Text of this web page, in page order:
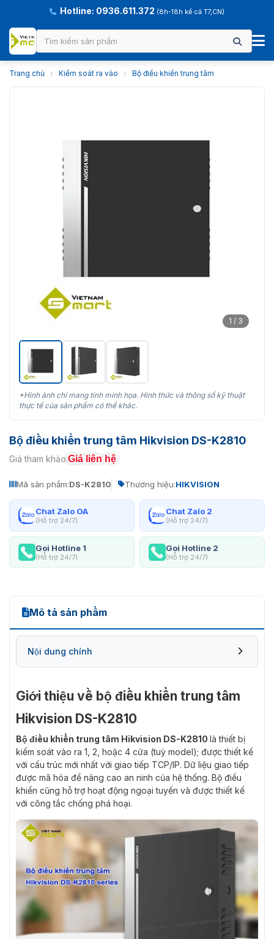
Hotline: 0936.611.372 (8h-18h kể cả T7,CN)
Trang chủ › Kiểm soát ra vào › Bộ điều khiển trung tâm
1 / 3
*Hình ảnh chỉ mang tính minh họa. Hình thức và thông số kỹ thuật
thực tế của sản phẩm có thể khác.
Bộ điều khiển trung tâm Hikvision DS-K2810
Giá tham khảo:Giá liên hệ
Mã sản phẩm:DS-K2810 Thương hiệu:HIKVISION
Chat Zalo OA
(Hỗ trợ 24/7)
Chat Zalo 2
(Hỗ trợ 24/7)
Gọi Hotline 1
(Hỗ trợ 24/7)
Gọi Hotline 2
(Hỗ trợ 24/7)
Mô tả sản phẩm
Nội dung chính
Giới thiệu về bộ điều khiển trung tâm
Hikvision DS-K2810
Bộ điều khiển trung tâm Hikvision DS-K2810 là thiết bị
kiểm soát vào ra 1, 2, hoặc 4 cửa (tuỳ model); được thiết kế
với cấu trúc mới nhất với giao tiếp TCP/IP. Dữ liệu giao tiếp
được mã hóa để nâng cao an ninh của hệ thống. Bộ điều
khiển cũng hỗ trợ hoạt động ngoại tuyến và được thiết kế
với công tắc chống phá hoại.